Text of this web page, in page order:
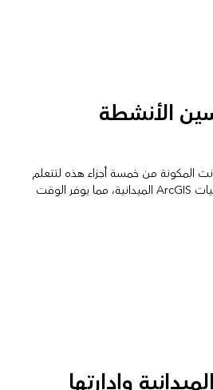
الأنشطة
المكونة من خمسة أجزاء هذه لتتعلم
كيف تبسط تطبيقات عمليات ArcGIS الميدانية، مما يوفر الوقت
وإدارتها